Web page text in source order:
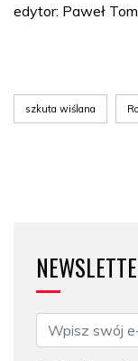
edytor: Paweł
szkuta wiślana